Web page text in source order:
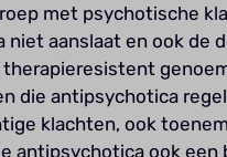
met psychotische
niet aanslaat en ook de
die antipsychotica
klachten, ook
antipsychotica ook